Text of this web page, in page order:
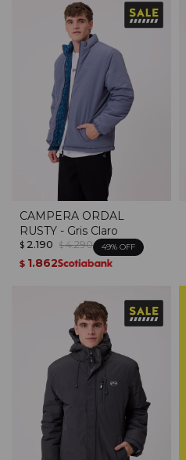
CAMPERA ORDAL
RUSTY - Gris Claro
$ 2.190 $ 4.290 49
$ 1.862